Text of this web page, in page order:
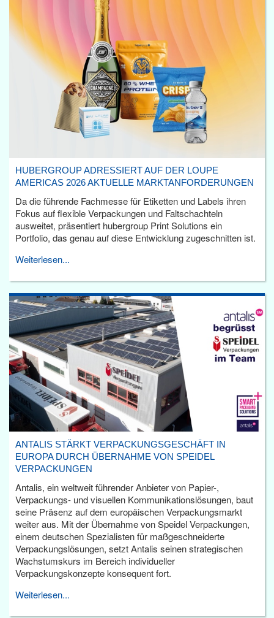
HUBERGROUP ADRESSIERT AUF DER LOUPE
AMERICAS 2026 AKTUELLE MARKTANFORDERUNGEN
Da die führende Fachmesse für Etiketten und Labels ihren
Fokus auf flexible Verpackungen und Faltschachteln
ausweitet, präsentiert hubergroup Print Solutions ein
Portfolio, das genau auf diese Entwicklung zugeschnitten ist.
Weiterlesen...
ANTALIS STÄRKT VERPACKUNGSGESCHÄFT IN
EUROPA DURCH ÜBERNAHME VON SPEIDEL
VERPACKUNGEN
Antalis, ein weltweit führender Anbieter von Papier-,
Verpackungs- und visuellen Kommunikationslösungen, baut
seine Präsenz auf dem europäischen Verpackungsmarkt
weiter aus. Mit der Übernahme von Speidel Verpackungen,
einem deutschen Spezialisten für maßgeschneiderte
Verpackungslösungen, setzt Antalis seinen strategischen
Wachstumskurs im Bereich individueller
Verpackungskonzepte konsequent fort.
Weiterlesen...